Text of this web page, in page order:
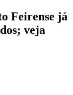
Feirense já
veja